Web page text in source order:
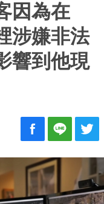
因為在
涉嫌非法
響到他現